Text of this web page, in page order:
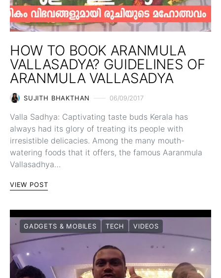
HOW TO BOOK ARANMULA
VALLASADYA? GUIDELINES OF
ARANMULA VALLASADYA
SUJITH BHAKTHAN 06/09/2017
Valla Sadhya: Captivating taste buds Kerala has
always had its glory of treating its people with
irresistible delicacies. Among the many mouth-
watering foods that it offers, the famous Aaranmula
Vallasadhya…
VIEW POST
GADGETS & MOBILES TECH VIDEOS